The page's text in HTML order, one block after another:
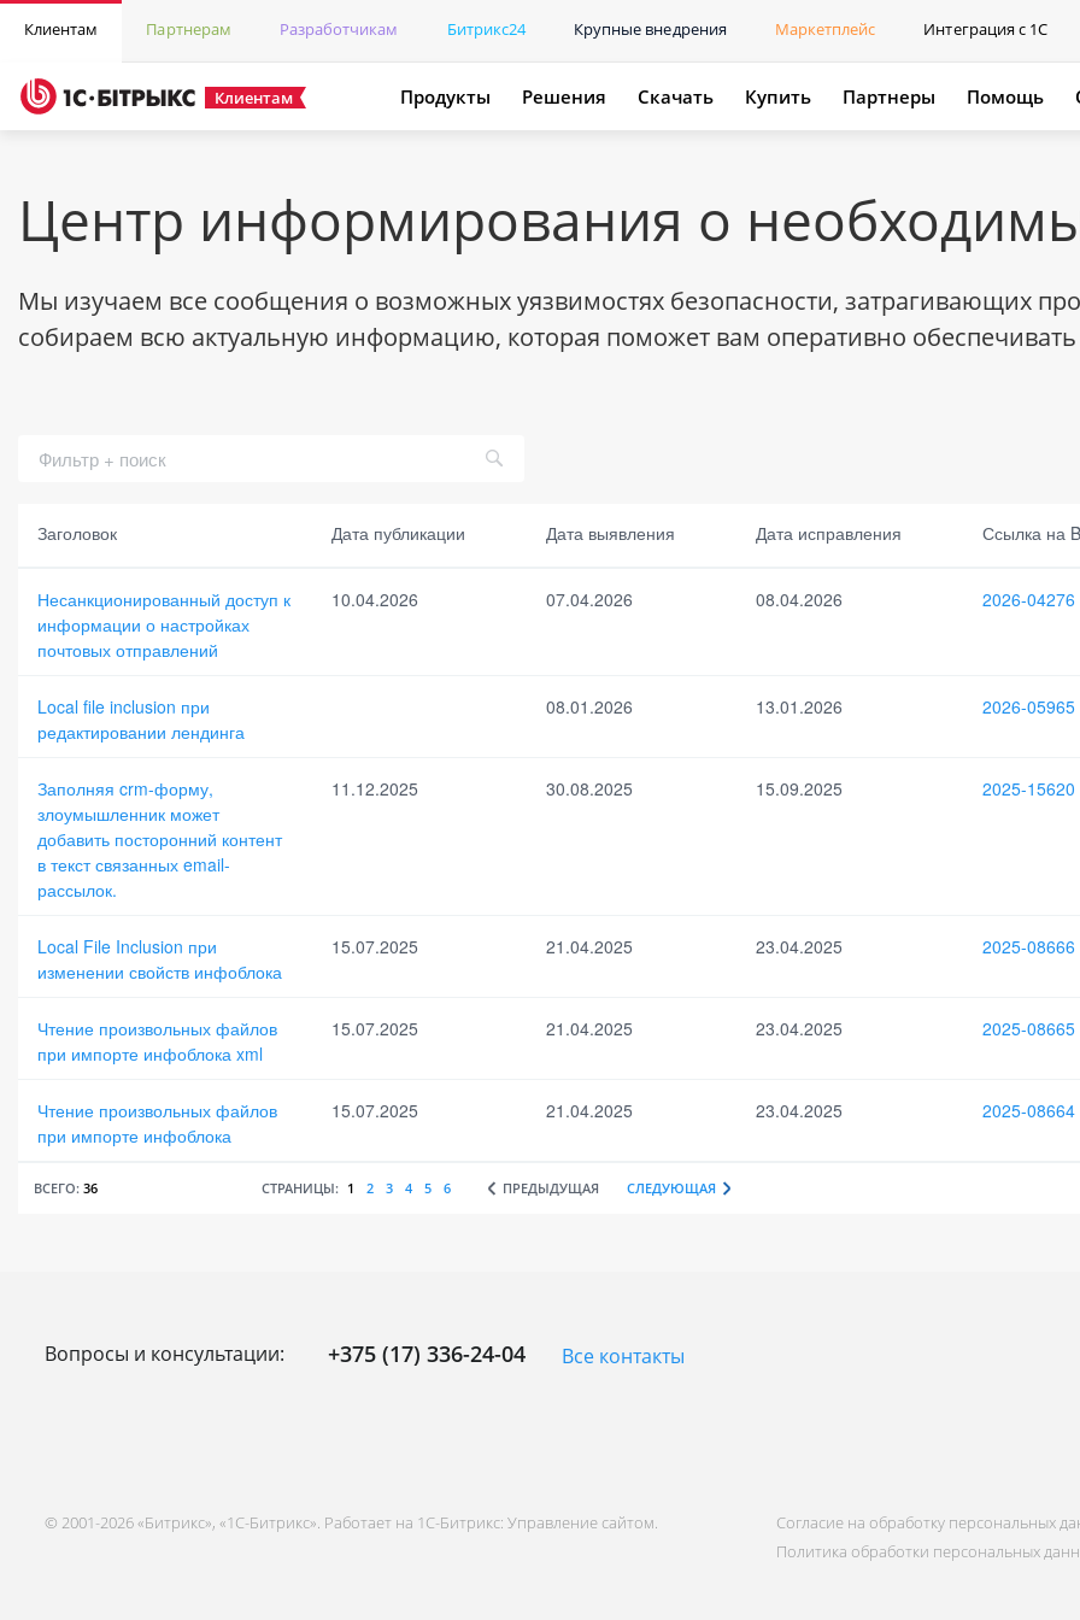
Клиентам Партнерам Разработчикам Битрикс24 Крупные внедрения Маркетплейс Интеграция с 1С
Клиентам Продукты Решения Скачать Купить Партнеры Помощь
Центр информирования о
Мы изучаем все сообщения о возможных уязвимостях безопасности, затрагивающих
собираем всю актуальную информацию, которая поможет вам оперативно
Заголовок Дата выявления
Дата исправления
Ссылка на BDU
По умолчанию
Заголовок Дата публикации Дата выявления Дата исправления Ссылка на
Несанкционированный доступ к
информации о настройках
почтовых отправлений
10.04.2026 07.04.2026 08.04.2026 2026-04276
Local file inclusion при
редактировании лендинга
08.01.2026 13.01.2026 2026-05965
Заполняя crm-форму,
злоумышленник может
добавить посторонний контент
в текст связанных email-
рассылок.
11.12.2025 30.08.2025 15.09.2025 2025-15620
Local File Inclusion при
изменении свойств инфоблока
15.07.2025 21.04.2025 23.04.2025 2025-08666
Чтение произвольных файлов
при импорте инфоблока xml
15.07.2025 21.04.2025 23.04.2025 2025-08665
Чтение произвольных файлов
при импорте инфоблока
15.07.2025 21.04.2025 23.04.2025 2025-08664
ВСЕГО: 36 СТРАНИЦЫ: 1 2 3 4 5 6 ПРЕДЫДУЩАЯ СЛЕДУЮЩАЯ
Вопросы и консультации: +375 (17) 336-24-04 Все контакты
© 2001-2026 «Битрикс», «1С-Битрикс». Работает на 1С-Битрикс: Управление сайтом. Согласие на обработку персональных
Политика обработки персональных